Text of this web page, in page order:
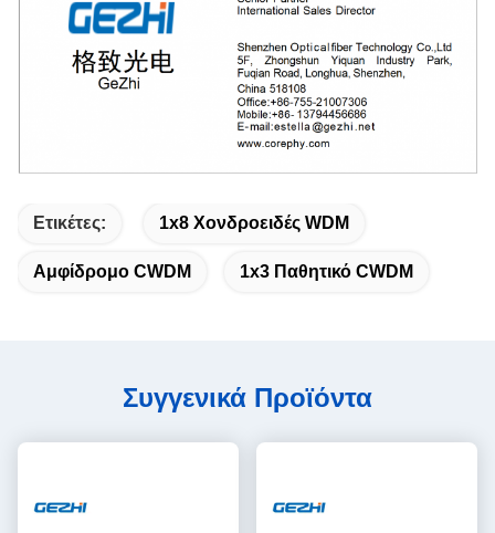
Ετικέτες: 1x8 Χονδροειδές WDM
Αμφίδρομο CWDM 1x3 Παθητικό CWDM
Συγγενικά Προϊόντα